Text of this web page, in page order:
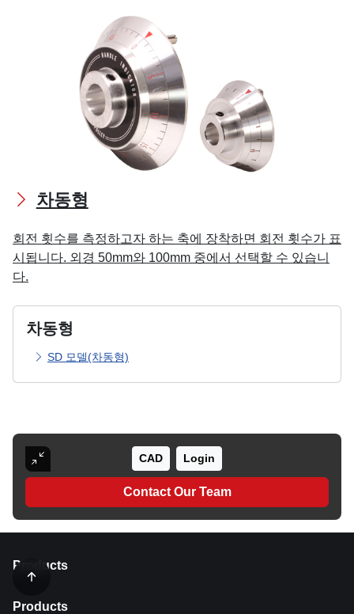
차동형
회전 횟수를 측정하고자 하는 축에 장착하면 회전 횟수가 표
시됩니다. 외경 50mm와 100mm 중에서 선택할 수 있습니
다.
차동형
SD 모델(차동형)
CAD Login
Contact Our Team
Products
Products